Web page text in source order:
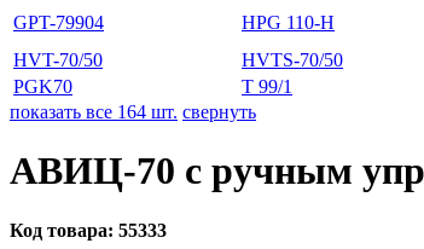
GPT-79904
HPG 110-H
HVT-70/50
HVTS-70/50
PGK70
T 99/1
показать все 164 шт. свернуть
АВИЦ-70 с ручным
Код товара: 55333